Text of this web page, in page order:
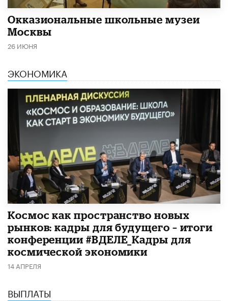
​Окказиональные школьные музеи
Москвы
26 ИЮНЯ
ЭКОНОМИКА
Космос как пространство новых
рынков: кадры для будущего – итоги
конференции #ВДЕЛЕ_Кадры для
космической экономики
14 АПРЕЛЯ
ВЫПЛАТЫ